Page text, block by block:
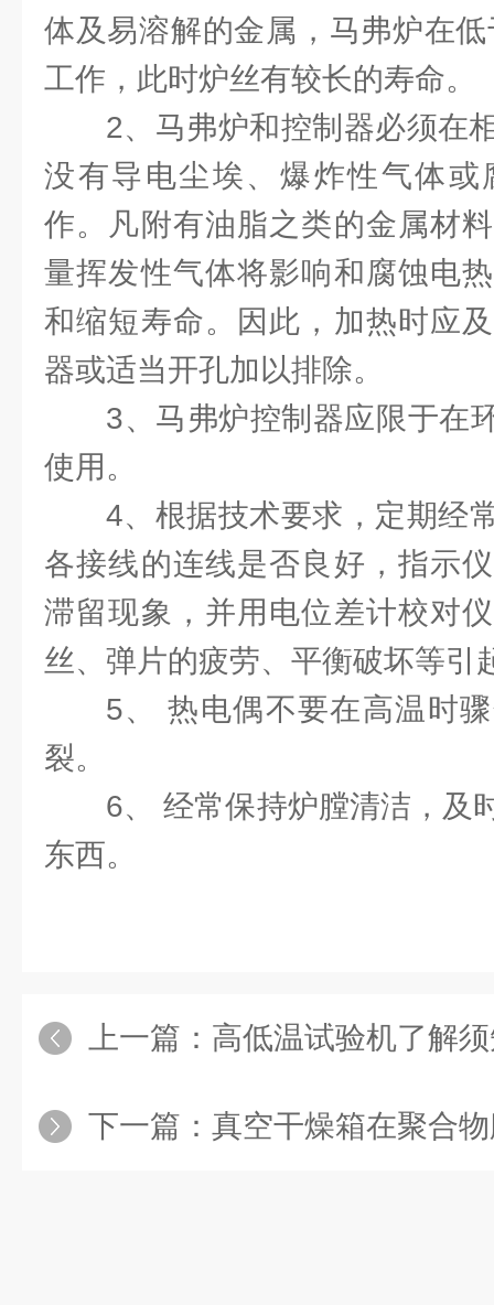
体及易溶解的金属，马弗炉在
工作，此时炉丝有较长的寿命。
2、马弗炉和控制器必须在
没有导电尘埃、爆炸性气体或
作。凡附有油脂之类的金属材
量挥发性气体将影响和腐蚀电
和缩短寿命。因此，加热时应
器或适当开孔加以排除。
3、马弗炉控制器应限于在
使用。
4、根据技术要求，定期经
各接线的连线是否良好，指示
滞留现象，并用电位差计校对
丝、弹片的疲劳、平衡破坏等引
5、 热电偶不要在高温时
裂。
6、 经常保持炉膛清洁，及
东西。
上一篇： 高低温试验机了解
下一篇： 真空干燥箱在聚合